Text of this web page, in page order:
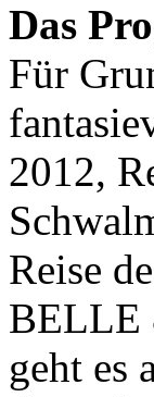
Das
Für
2012,
Reise
BELLE
geht es